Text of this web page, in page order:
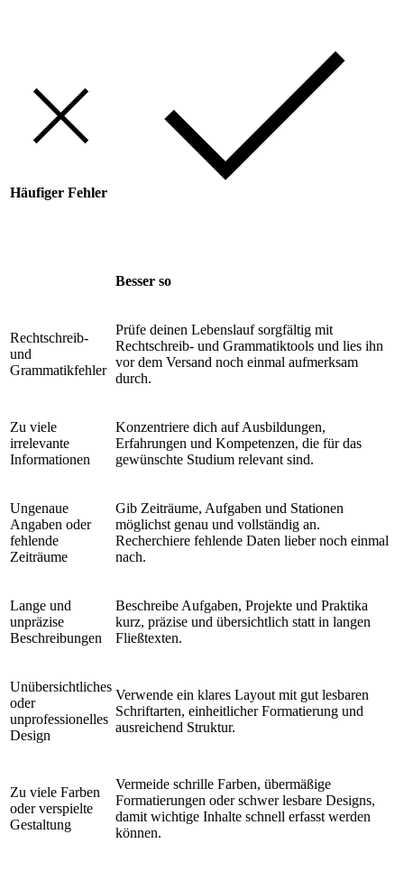
Häufiger Fehler
Besser so
Rechtschreib-
und
Grammatikfehler
Prüfe deinen Lebenslauf sorgfältig mit
Rechtschreib- und Grammatiktools und lies ihn
vor dem Versand noch einmal aufmerksam
durch.
Zu viele
irrelevante
Informationen
Konzentriere dich auf Ausbildungen,
Erfahrungen und Kompetenzen, die für das
gewünschte Studium relevant sind.
Ungenaue
Angaben oder
fehlende
Zeiträume
Gib Zeiträume, Aufgaben und Stationen
möglichst genau und vollständig an.
Recherchiere fehlende Daten lieber noch einmal
nach.
Lange und
unpräzise
Beschreibungen
Beschreibe Aufgaben, Projekte und Praktika
kurz, präzise und übersichtlich statt in langen
Fließtexten.
Unübersichtliches
oder
unprofessionelles
Design
Verwende ein klares Layout mit gut lesbaren
Schriftarten, einheitlicher Formatierung und
ausreichend Struktur.
Zu viele Farben
oder verspielte
Gestaltung
Vermeide schrille Farben, übermäßige
Formatierungen oder schwer lesbare Designs,
damit wichtige Inhalte schnell erfasst werden
können.